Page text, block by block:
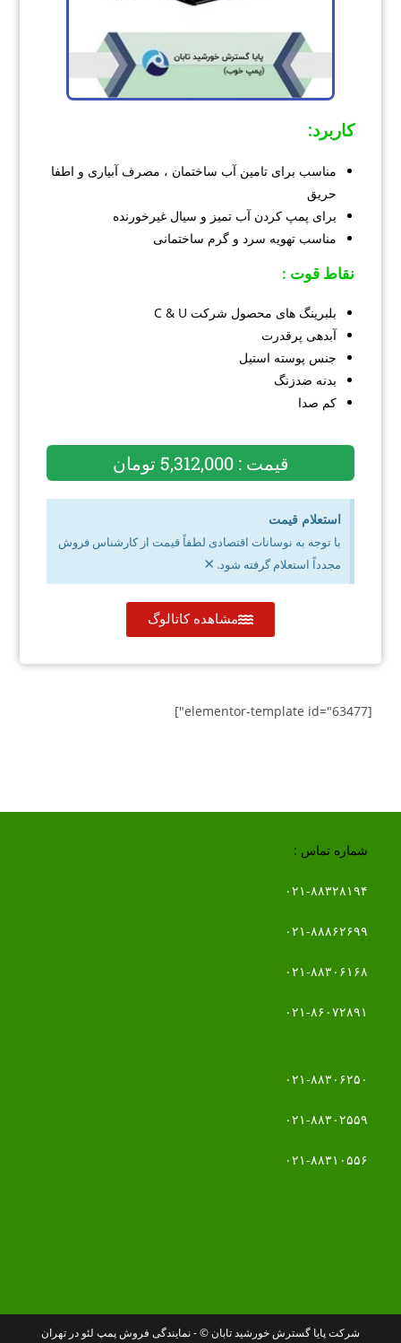
کاربرد:
مناسب برای تامین آب ساختمان ، مصرف آبیاری و اطفا
حریق
برای پمپ کردن آب تمیز و سیال غیرخورنده
مناسب تهویه سرد و گرم ساختمانی
نقاط قوت :
بلبرینگ های محصول شرکت C & U
آبدهی پرقدرت
جنس پوسته استیل
بدنه ضدزنگ
کم صدا
قیمت : 5,312,000 تومان
استعلام قیمت
با توجه به نوسانات اقتصادی لطفاً قیمت از کارشناس فروش
مجدداً استعلام گرفته شود. ×
مشاهده کاتالوگ
[elementor-template id="63477"]
شماره تماس :
۰۲۱-۸۸۳۲۸۱۹۴
۰۲۱-۸۸۸۶۲۶۹۹
۰۲۱-۸۸۳۰۶۱۶۸
۰۲۱-۸۶۰۷۲۸۹۱
۰۲۱-۸۸۳۰۶۲۵۰
۰۲۱-۸۸۳۰۲۵۵۹
۰۲۱-۸۸۳۱۰۵۵۶
شرکت پایا گسترش خورشید تابان © - نمایندگی فروش پمپ لئو در تهران